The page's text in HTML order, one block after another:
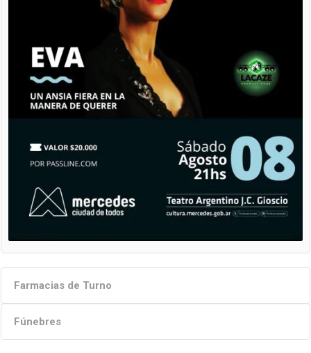
Farmacias de Turno
Fúnebres